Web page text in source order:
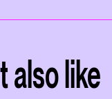
also like